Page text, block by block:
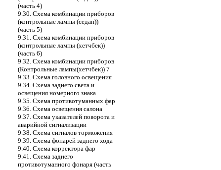
(часть 4)
9.30. Схема комбинации приборов
(контрольные лампы (седан))
(часть 5)
9.31. Схема комбинации приборов
(контрольные лампы (хетчбек))
(часть 6)
9.32. Схема комбинации приборов
(Контрольные лампы(хетчбек)) 7
9.33. Схема головного освещения
9.34. Схема заднего света и
освещения номерного знака
9.35. Cхема противотуманных фар
9.36. Cхема освещения салона
9.37. Схема указателей поворота и
аварийной сигнализации
9.38. Cхема сигналов торможения
9.39. Cхема фонарей заднего хода
9.40. Схема корректора фар
9.41. Схема заднего
противотуманного фонаря (часть